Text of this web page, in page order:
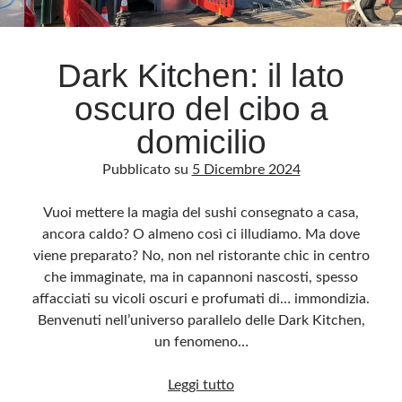
Archivio
Archivi
Questo blog non rappresenta una testata giornalistica, in quanto viene aggiornato
senza alcuna periodicità. Non può pertanto considerarsi un prodotto editoriale ai
sensi della legge n· 62 del 7.03.2001. L’autore non è responsabile di quanto
pubblicato dai lettori nei commenti ai vari post. Saranno comunque cancellati quelli
ritenuti offensivi o lesivi dell’immagine o dell’onorabilità di terzi, di genere spam,
razzisti o che contengano dati personali non conformi al rispetto delle norme sulla
privacy. Alcune immagini inserite in questo blog sono tratte da Internet e, pertanto,
considerate di pubblico dominio. Qualora la loro pubblicazione violasse eventuali
Dark Kitchen: il lato
oscuro del cibo a
domicilio
Pubblicato su 5 Dicembre 2024
Vuoi mettere la magia del sushi consegnato a casa,
ancora caldo? O almeno così ci illudiamo. Ma dove
viene preparato? No, non nel ristorante chic in centro
che immaginate, ma in capannoni nascosti, spesso
affacciati su vicoli oscuri e profumati di… immondizia.
Benvenuti nell’universo parallelo delle Dark Kitchen,
un fenomeno…
Leggi tuttoDark